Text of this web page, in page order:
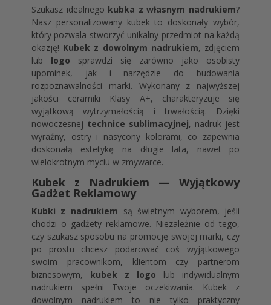
Szukasz idealnego kubka z własnym nadrukiem?
Nasz personalizowany kubek to doskonały wybór,
który pozwala stworzyć unikalny przedmiot na każdą
okazję! Kubek z dowolnym nadrukiem, zdjęciem
lub logo sprawdzi się zarówno jako osobisty
upominek, jak i narzędzie do budowania
rozpoznawalności marki. Wykonany z najwyższej
jakości ceramiki Klasy A+, charakteryzuje się
wyjątkową wytrzymałością i trwałością. Dzięki
nowoczesnej technice sublimacyjnej, nadruk jest
wyraźny, ostry i nasycony kolorami, co zapewnia
doskonałą estetykę na długie lata, nawet po
wielokrotnym myciu w zmywarce.
Kubek z Nadrukiem — Wyjątkowy
Gadżet Reklamowy
Kubki z nadrukiem są świetnym wyborem, jeśli
chodzi o gadżety reklamowe. Niezależnie od tego,
czy szukasz sposobu na promocję swojej marki, czy
po prostu chcesz podarować coś wyjątkowego
swoim pracownikom, klientom czy partnerom
biznesowym, kubek z logo lub indywidualnym
nadrukiem spełni Twoje oczekiwania. Kubek z
dowolnym nadrukiem to nie tylko praktyczny